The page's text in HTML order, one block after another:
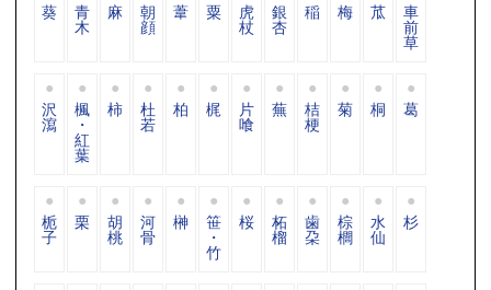
葵 青
木
麻 朝
顔
葦 粟 虎
杖
銀
杏
稲 梅 苽 車
前
草
沢
瀉
楓
・
紅
葉
柿 杜
若
柏 梶 片
喰
蕪 桔
梗
菊 桐 葛
栀
子
栗 胡
桃
河
骨
榊 笹
・
竹
桜 柘
榴
歯
朶
棕
櫚
水
仙
杉